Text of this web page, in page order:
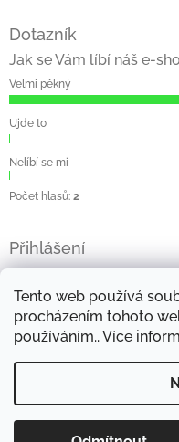
Tento web používá
procházením tohoto
používáním.. Více
Dotazník
Jak se Vám líbí náš e-
Velmi pěkný
Ujde to
Nelíbí se mi
Počet hlasů: 2
Přihlášení
Zapomenuté